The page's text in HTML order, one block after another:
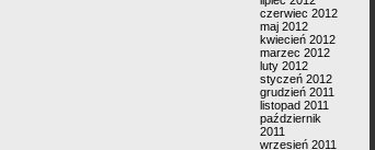
czerwiec 2012
maj 2012
kwiecień 2012
marzec 2012
luty 2012
styczeń 2012
grudzień 2011
listopad 2011
październik
2011
wrzesień 2011